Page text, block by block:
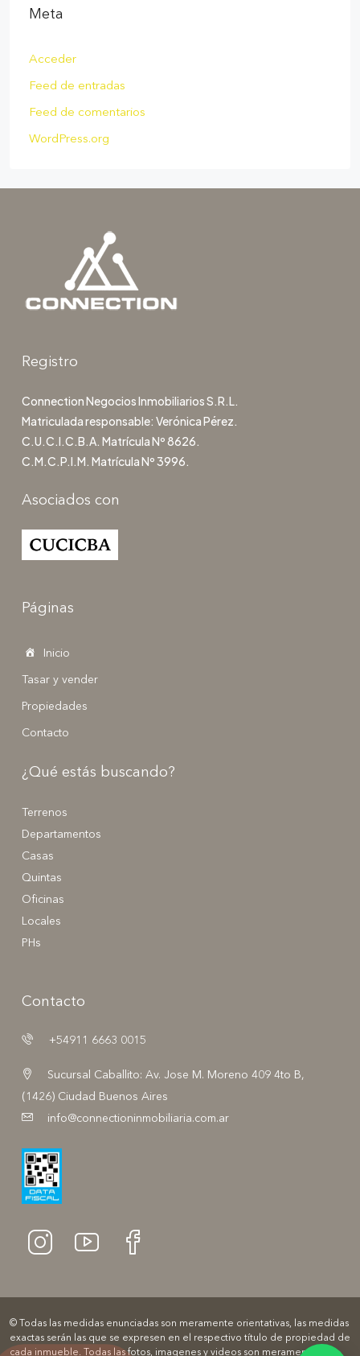
Meta
Acceder
Feed de entradas
Feed de comentarios
WordPress.org
Registro
Connection Negocios Inmobiliarios S.R.L.
Matriculada responsable: Verónica Pérez.
C.U.C.I.C.B.A. Matrícula Nº 8626.
C.M.C.P.I.M. Matrícula Nº 3996.
Asociados con
Páginas
Inicio
Tasar y vender
Propiedades
Contacto
¿Qué estás buscando?
Terrenos
Departamentos
Casas
Quintas
Oficinas
Locales
PHs
Contacto
+54911 6663 0015
Sucursal Caballito: Av. Jose M. Moreno 409 4to B,
(1426) Ciudad Buenos Aires
info@connectioninmobiliaria.com.ar
© Todas las medidas enunciadas son meramente orientativas, las medidas
exactas serán las que se expresen en el respectivo título de propiedad de
cada inmueble. Todas las fotos, imagenes y videos son meramente